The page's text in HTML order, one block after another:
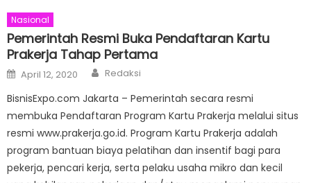
Nasional
Pemerintah Resmi Buka Pendaftaran Kartu
Prakerja Tahap Pertama
Posted
on
April 12, 2020 Author
Redaksi
BisnisExpo.com Jakarta – Pemerintah secara resmi
membuka Pendaftaran Program Kartu Prakerja melalui situs
resmi www.prakerja.go.id. Program Kartu Prakerja adalah
program bantuan biaya pelatihan dan insentif bagi para
pekerja, pencari kerja, serta pelaku usaha mikro dan kecil